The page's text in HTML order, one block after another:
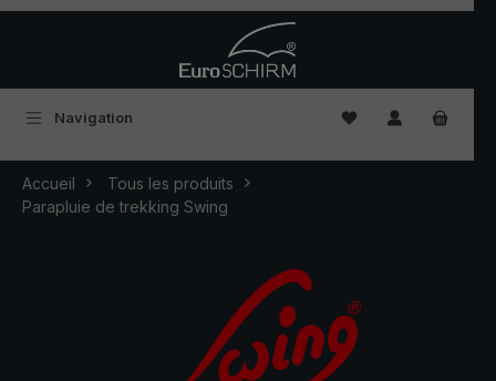
Navigation Vous avez 0
Accueil
Tous les produits
Parapluie de trekking Swing